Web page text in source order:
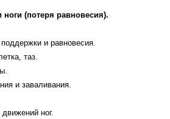
ноги (потеря равновесия).
и равновесия.
таз.
и заваливания.
ног.